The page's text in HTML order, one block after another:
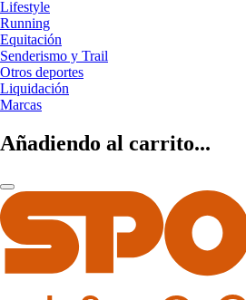
Lifestyle
Running
Equitación
Senderismo y Trail
Otros deportes
Liquidación
Marcas
Añadiendo al carrito...